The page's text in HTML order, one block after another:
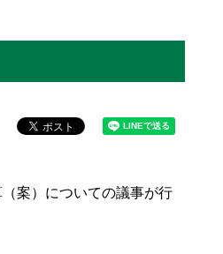
案）についての議事が行